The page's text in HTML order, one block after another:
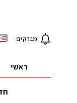
מבזקים
ראשי